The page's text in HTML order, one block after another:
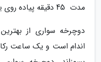
مدت 45 دقیقه پیاده روی یا دوی نرم داشته باشید.
دوچرخه سواری از